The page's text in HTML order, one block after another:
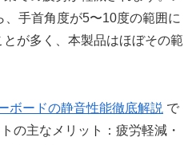
、手首角度が5〜10度の範囲に
が多く、本製品はほぼその範
ボードの静音性能徹底解説 で
の主なメリット：疲労軽減・